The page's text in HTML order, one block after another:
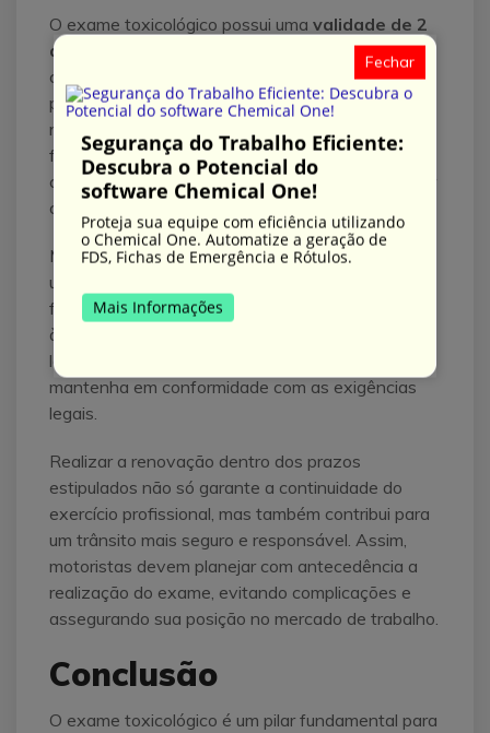
O exame toxicológico possui uma validade de 2
anos e 6 meses
para motoristas profissionais
com menos de 70 anos. Para aqueles que
possuem 70 anos ou mais, a validade do exame é
reduzida para
foram estabelecidos para assegurar que os
condutores estejam periodicamente aptos a dirigir
com segurança.
Manter a regularidade no exame toxicológico é
uma responsabilidade crucial do condutor. É
fundamental que os motoristas estejam atentos
às datas de vencimento para evitar sanções
legais e garantir que a sua habilitação se
mantenha em conformidade com as exigências
legais.
Realizar a renovação dentro dos prazos
estipulados não só garante a continuidade do
exercício profissional, mas também contribui para
um trânsito mais seguro e responsável. Assim,
motoristas devem planejar com antecedência a
realização do exame, evitando complicações e
assegurando sua posição no mercado de trabalho.
Conclusão
O exame toxicológico é um pilar fundamental para
Segurança do Trabalho Eficiente:
Descubra o Potencial do
software Chemical One!
Proteja sua equipe com eficiência utilizando
o Chemical One. Automatize a geração de
FDS, Fichas de Emergência e Rótulos.
Mais Informações
Fechar